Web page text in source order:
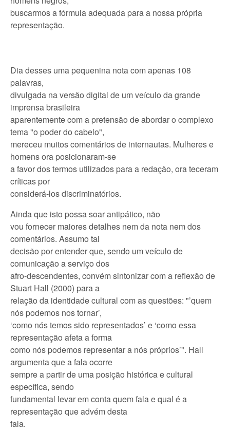
buscarmos a fórmula adequada para a nossa própria
representação.
Dia desses uma pequenina nota com apenas 108
palavras,
divulgada na versão digital de um veículo da grande
imprensa brasileira
aparentemente com a pretensão de abordar o complexo
tema "o poder do cabelo",
mereceu muitos comentários de internautas. Mulheres e
homens ora posicionaram-se
a favor dos termos utilizados para a redação, ora teceram
críticas por
considerá-los discriminatórios.
Ainda que isto possa soar antipático, não
vou fornecer maiores detalhes nem da nota nem dos
comentários. Assumo tal
decisão por entender que, sendo um veículo de
comunicação a serviço dos
afro-descendentes, convém sintonizar com a reflexão de
Stuart Hall (2000) para a
relação da identidade cultural com as questões: "’quem
nós podemos nos tornar’,
‘como nós temos sido representados’ e ‘como essa
representação afeta a forma
como nós podemos representar a nós próprios’". Hall
argumenta que a fala ocorre
sempre a partir de uma posição histórica e cultural
específica, sendo
fundamental levar em conta quem fala e qual é a
representação que advém desta
fala.